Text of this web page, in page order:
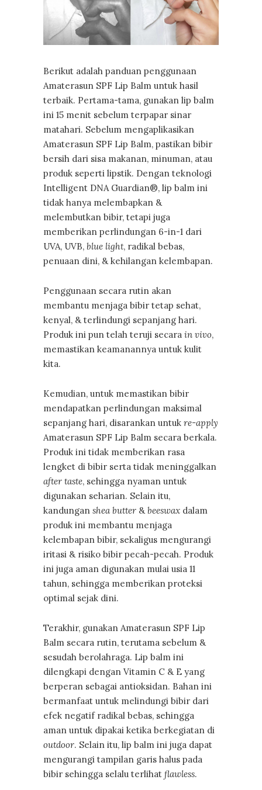
Berikut adalah panduan penggunaan
Amaterasun SPF Lip Balm untuk hasil
terbaik. Pertama-tama, gunakan lip balm
ini 15 menit sebelum terpapar sinar
matahari. Sebelum mengaplikasikan
Amaterasun SPF Lip Balm, pastikan bibir
bersih dari sisa makanan, minuman, atau
produk seperti lipstik. Dengan teknologi
Intelligent DNA Guardian®, lip balm ini
tidak hanya melembapkan &
melembutkan bibir, tetapi juga
memberikan perlindungan 6-in-1 dari
UVA, UVB, blue light, radikal bebas,
penuaan dini, & kehilangan kelembapan.
Penggunaan secara rutin akan
membantu menjaga bibir tetap sehat,
kenyal, & terlindungi sepanjang hari.
Produk ini pun telah teruji secara in vivo,
memastikan keamanannya untuk kulit
kita.
Kemudian, untuk memastikan bibir
mendapatkan perlindungan maksimal
sepanjang hari, disarankan untuk re-apply
Amaterasun SPF Lip Balm secara berkala.
Produk ini tidak memberikan rasa
lengket di bibir serta tidak meninggalkan
after taste, sehingga nyaman untuk
digunakan seharian. Selain itu,
kandungan shea butter &beeswax dalam
produk ini membantu menjaga
kelembapan bibir, sekaligus mengurangi
iritasi & risiko bibir pecah-pecah. Produk
ini juga aman digunakan mulai usia 11
tahun, sehingga memberikan proteksi
optimal sejak dini.
Terakhir, gunakan Amaterasun SPF Lip
Balm secara rutin, terutama sebelum &
sesudah berolahraga. Lip balm ini
dilengkapi dengan Vitamin C & E yang
berperan sebagai antioksidan. Bahan ini
bermanfaat untuk melindungi bibir dari
efek negatif radikal bebas, sehingga
aman untuk dipakai ketika berkegiatan di
outdoor. Selain itu, lip balm ini juga dapat
mengurangi tampilan garis halus pada
bibir sehingga selalu terlihat flawless.